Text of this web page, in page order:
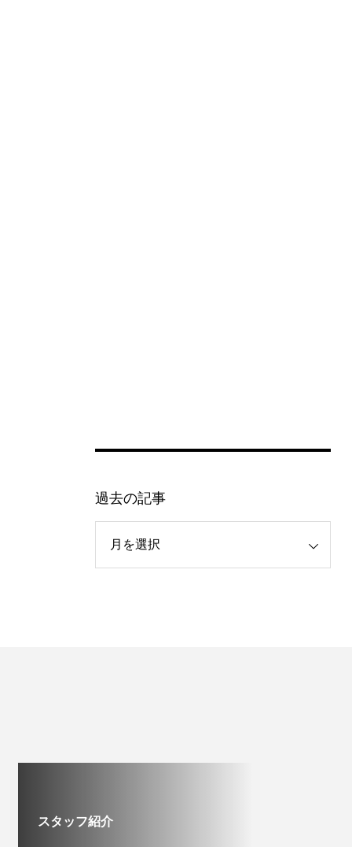
過去の記事
スタッフ紹介